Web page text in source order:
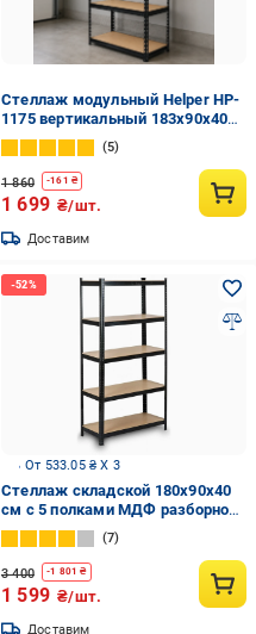
Стеллаж модульный Helper HP-
1175 вертикальный 183х90х40
см до 875 кр. 5 полок
5
1 860 -161 ₴
1 699 ₴/шт.
Доставим
От 533.05 ₴ X 3
Стеллаж cкладской 180х90х40
см с 5 полками МДФ разборной
металлический Siker Черный
7
3 400 -1 801 ₴
1 599 ₴/шт.
Доставим